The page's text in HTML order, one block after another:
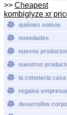
>> Cheapest
kombiglyze xr
quiénes somos
novedades
nuevos
nuestros
la cotoneria casa
regalos
desarrollos